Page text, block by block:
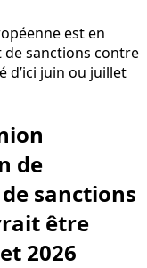
est en
sanctions contre
d’ici juin ou juillet
de
sanctions
être
2026